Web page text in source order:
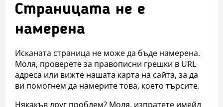
Страницата не е
намерена
Исканата страница не може да бъде намерена.
Моля, проверете за правописни грешки в URL
адреса или вижте нашата карта на сайта, за да
ви помогнем да намерите това, което търсите.
Някакъв друг проблем? Моля, изпратете имейл